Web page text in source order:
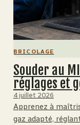
BRICOLAGE
Souder au
réglages et
4 juillet 2026
Apprenez à
gaz adapté,